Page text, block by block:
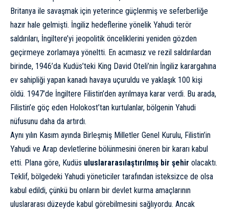
Britanya ile savaşmak için yeterince güçlenmiş ve seferberliğe
hazır hale gelmişti. İngiliz hedeflerine yönelik Yahudi terör
saldırıları, İngiltere’yi jeopolitik önceliklerini yeniden gözden
geçirmeye zorlamaya yöneltti. En acımasız ve rezil saldırılardan
birinde, 1946’da Kudüs’teki King David Oteli’nin İngiliz karargahına
ev sahipliği yapan kanadı havaya uçuruldu ve yaklaşık 100 kişi
öldü. 1947’de İngiltere Filistin’den ayrılmaya karar verdi. Bu arada,
Filistin’e göç eden Holokost’tan kurtulanlar, bölgenin Yahudi
nüfusunu daha da artırdı.
Aynı yılın Kasım ayında Birleşmiş Milletler Genel Kurulu, Filistin’in
Yahudi ve Arap devletlerine bölünmesini öneren bir kararı kabul
etti. Plana göre, Kudüs uluslararasılaştırılmış bir şehir olacaktı.
Teklif, bölgedeki Yahudi yöneticiler tarafından isteksizce de olsa
kabul edildi, çünkü bu onların bir devlet kurma amaçlarının
uluslararası düzeyde kabul görebilmesini sağlıyordu. Ancak